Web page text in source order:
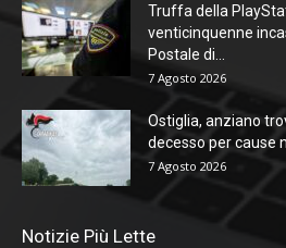
Truffa della
venticinquenne
Postale di...
7 Agosto 2026
Ostiglia, anziano
decesso per cause
7 Agosto 2026
Notizie Più Lette